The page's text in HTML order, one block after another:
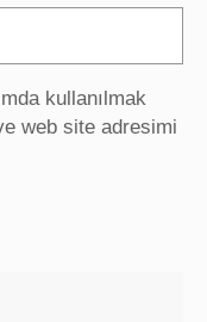
kullanılmak
web site adresimi